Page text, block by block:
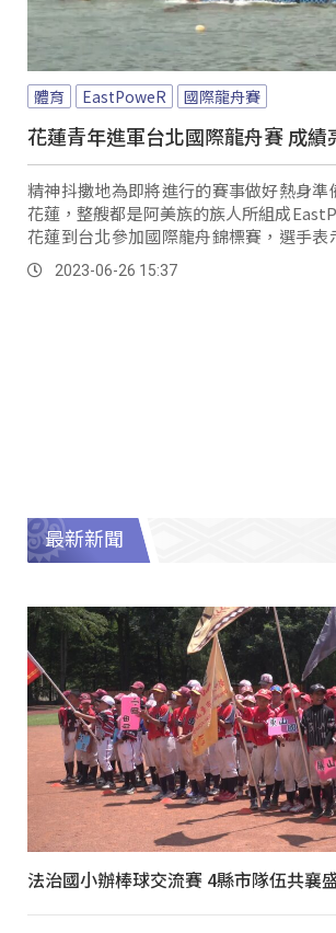
體育 EastPoweR 國際龍舟賽
花蓮青年進軍台北國際龍舟賽 成績
精神抖擻地為即將進行的賽事做好熱身準
花蓮，整艘都是阿美族的族人所組成
花蓮到台北參加國際龍舟錦標賽，選手表
非常興奮。
2023-06-26 15:37
最新新聞
法治國小辦棒球交流賽 4縣市隊伍共襄